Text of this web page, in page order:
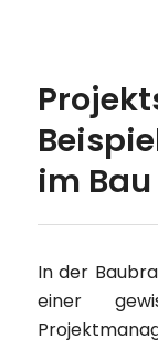
im Bau
In der
einer